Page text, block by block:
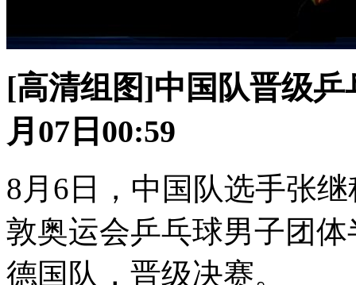
[高清组图]中国队晋级
月07日00:59
8月6日，中国队选手张
敦奥运会乒乓球男子团
德国队，晋级决赛。